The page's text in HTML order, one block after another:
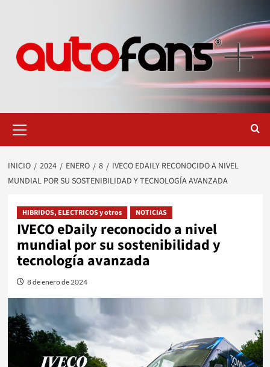
primario
INICIO 2024 ENERO 8
IVECO EDAILY RECONOCIDO A NIVEL
MUNDIAL POR SU SOSTENIBILIDAD Y TECNOLOGÍA AVANZADA
HIBRIDOS, ELECTRICOS y otros NOTICIAS
IVECO eDaily reconocido a nivel
mundial por su sostenibilidad y
tecnología avanzada
8 de enero de 2024